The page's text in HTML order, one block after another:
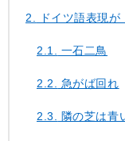
2. ドイツ語表現
2.1. 一石二鳥
2.2. 急がば回れ
2.3. 隣の芝は青